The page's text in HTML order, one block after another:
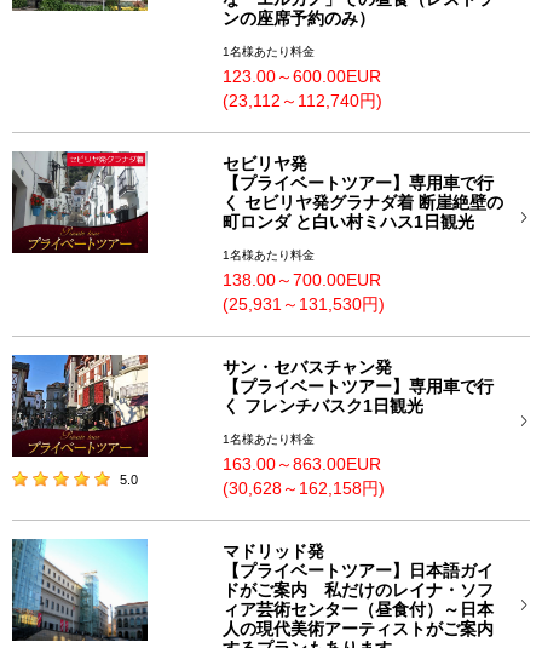
ンの座席予約のみ）
1名様あたり料金
123.00～600.00EUR
(23,112～112,740円)
セビリヤ発
【プライベートツアー】専用車で行
く セビリヤ発グラナダ着 断崖絶壁の
町ロンダ と白い村ミハス1日観光
1名様あたり料金
138.00～700.00EUR
(25,931～131,530円)
5.0
サン・セバスチャン発
【プライベートツアー】専用車で行
く フレンチバスク1日観光
1名様あたり料金
163.00～863.00EUR
(30,628～162,158円)
マドリッド発
【プライベートツアー】日本語ガイ
ドがご案内 私だけのレイナ・ソフ
ィア芸術センター（昼食付）～日本
人の現代美術アーティストがご案内